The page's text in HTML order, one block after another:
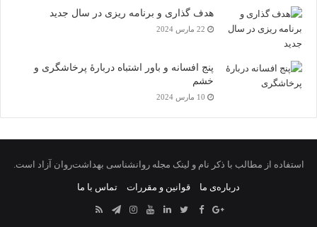
هدف گذاری و برنامه‌ ریزی در سال جدید
22 مارس 2024
پنج افسانه‌ و باور اشتباه دربارۀ پرخاشگری و
خشم
10 مارس 2024
استفاده از مطالب با ذکر نام و لینک مجله روانشناسی بهداشت‌روان آزاد است.
درباره‌ی ما قوانین و مقررات تماس با ما